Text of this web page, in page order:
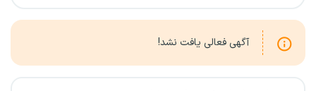
آگهی فعالی یافت نشد!